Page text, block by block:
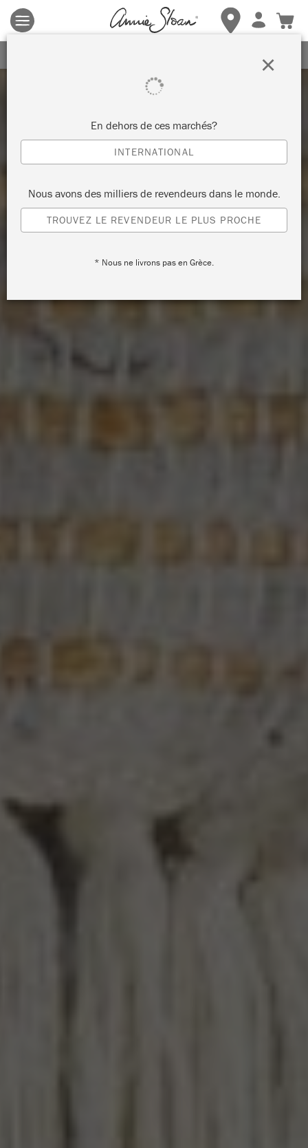
Les conditions générales s'appliquent. Cliquez ici
détails.
En dehors de ces marchés?
INTERNATIONAL
Nous avons des milliers de revendeurs dans le monde.
TROUVEZ LE REVENDEUR LE PLUS PROCHE
* Nous ne livrons pas en Grèce.
×